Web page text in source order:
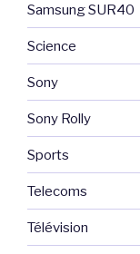
Samsung SUR40
Science
Sony
Sony Rolly
Sports
Telecoms
Télévision